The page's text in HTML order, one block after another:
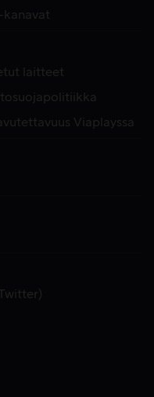
kanavat
laitteet
Viaplayssa